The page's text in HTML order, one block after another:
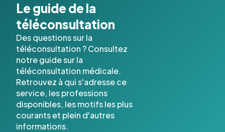
Le guide de la
téléconsultation
Des questions sur la
téléconsultation ? Consultez
notre guide sur la
téléconsultation médicale.
Retrouvez à qui s'adresse ce
service, les professions
disponibles, les motifs les plus
courants et plein d'autres
informations.